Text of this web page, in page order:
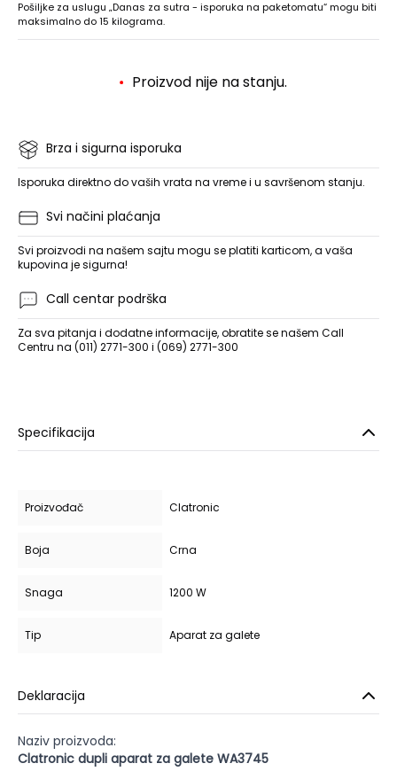
Pošiljke za uslugu „Danas za sutra - isporuka na paketomatu“ mogu biti
maksimalno do 15 kilograma.
Proizvod nije na stanju.
Brza i sigurna isporuka
Isporuka direktno do vaših vrata na vreme i u savršenom stanju.
Svi načini plaćanja
Svi proizvodi na našem sajtu mogu se platiti karticom, a vaša
kupovina je sigurna!
Call centar podrška
Za sva pitanja i dodatne informacije, obratite se našem Call
Centru na (011) 2771-300 i (069) 2771-300
Specifikacija
Proizvođač Clatronic
Boja Crna
Snaga 1200 W
Tip Aparat za galete
Deklaracija
Naziv proizvoda:
Clatronic dupli aparat za galete WA3745